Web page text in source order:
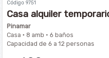
Código 9751
Casa alquiler
Pinamar
Casa · 8 amb · 6 baños
Capacidad de 6 a 12 personas